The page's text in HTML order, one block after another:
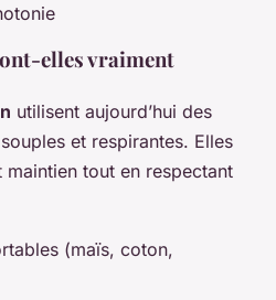
elles vraiment
utilisent aujourd’hui des
souples et respirantes. Elles
tout en respectant
(maïs, coton,